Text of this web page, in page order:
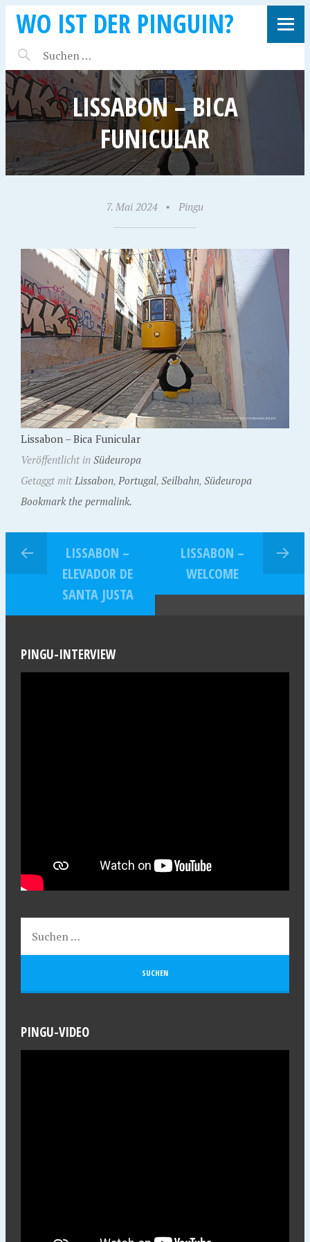
WO IST DER PINGUIN?
LISSABON – BICA
FUNICULAR
7. Mai 2024 • Pingu
Lissabon – Bica Funicular
Veröffentlicht in Südeuropa
Getaggt mit Lissabon, Portugal, Seilbahn, Südeuropa
Bookmark the permalink.
LISSABON –
ELEVADOR DE
SANTA JUSTA
LISSABON –
WELCOME
PINGU-INTERVIEW
PINGU-VIDEO